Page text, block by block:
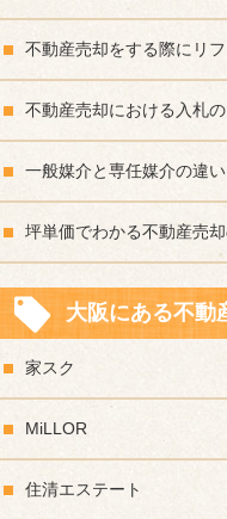
不動産売却をする際にリ
不動産売却における入札
一般媒介と専任媒介の違い
坪単価でわかる不動産売
大阪にある不動
家スク
MiLLOR
住清エステート